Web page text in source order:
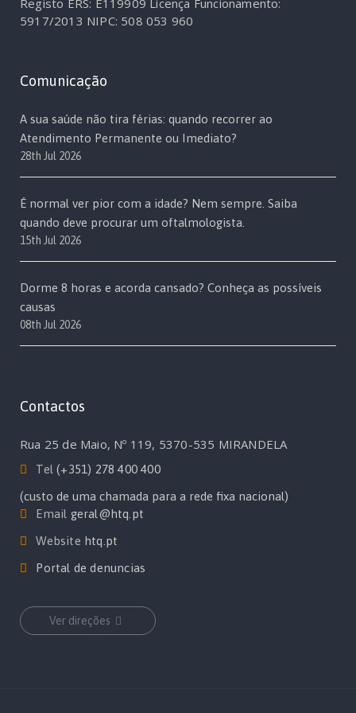
Registo ERS: E119909 Licença Funcionamento:
5917/2013 NIPC: 508 053 960
Comunicação
A sua saúde não tira férias: quando recorrer ao
Atendimento Permanente ou Imediato?
28th Jul 2026
É normal ver pior com a idade? Nem sempre. Saiba
quando deve procurar um oftalmologista.
15th Jul 2026
Dorme 8 horas e acorda cansado? Conheça as possíveis
causas
08th Jul 2026
Contactos
Rua 25 de Maio, Nº 119, 5370-535 MIRANDELA
Tel(+351) 278 400 400
(custo de uma chamada para a rede fixa nacional)
Email geral@htq.pt
Website htq.pt
Portal de denuncias
Ver direções